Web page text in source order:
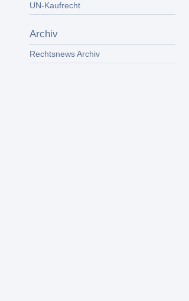
UN-Kaufrecht
Archiv
Rechtsnews Archiv